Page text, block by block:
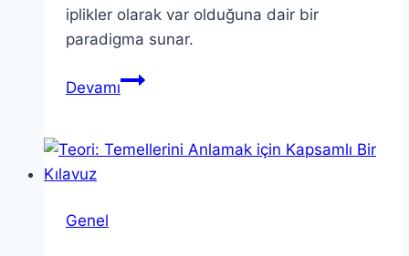
iplikler olarak var olduğuna dair bir
paradigma sunar.
DevamıKordon
ve
Genel